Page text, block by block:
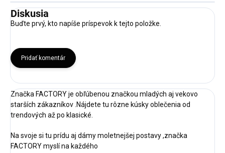
Diskusia
Buďte prvý, kto napíše príspevok k tejto položke.
Pridať komentár
Značka FACTORY je obľúbenou značkou mladých aj vekovo
starších zákazníkov .Nájdete tu rôzne kúsky oblečenia od
trendových až po klasické.
Na svoje si tu prídu aj dámy moletnejšej postavy ,značka
FACTORY myslí na každého